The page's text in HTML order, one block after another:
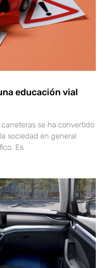
educación vial
se ha convertido
sociedad en general
Es